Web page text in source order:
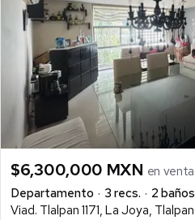
$6,300,000 MXN en venta
Departamento
3 recs. 2 baños
Viad. Tlalpan 1171, La Joya, Tlalpan